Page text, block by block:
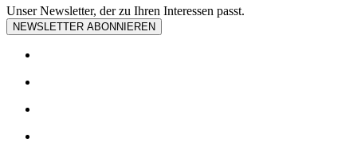
Unser Newsletter, der zu Ihren Interessen passt.
NEWSLETTER ABONNIEREN